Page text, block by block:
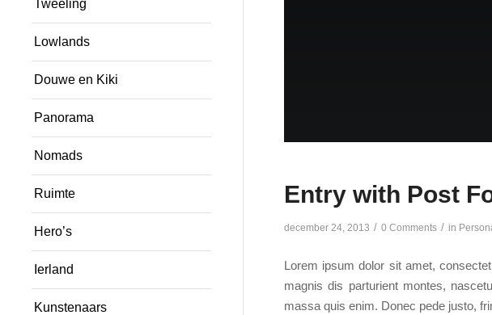
Tweeling
Lowlands
Douwe en Kiki
Panorama
Nomads
Ruimte
Hero’s
Ierland
Kunstenaars
Entry with Post
december 24, 2013 / 0 Comments / in
Lorem ipsum dolor sit amet,
magnis dis parturient montes,
massa quis enim. Donec pede justo,